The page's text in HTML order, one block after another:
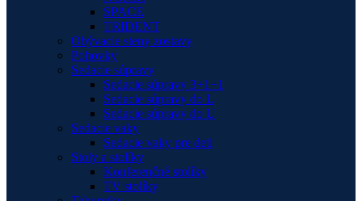
SPACE
TRIDENT
Obývacie steny zostavy
Pohovky
Sedacie súpravy
Sedacie súpravy 3+1+1
Sedacie súpravy do L
Sedacie súpravy do U
Sedacie vaky
Sedacie vaky pre deti
Stoly a stolíky
Konferenčné stolíky
TV stolíky